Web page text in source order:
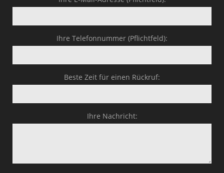
Ihre Telefonnummer (Pflichtfeld):
Beste Zeit für einen Rückruf:
Ihre Nachricht: